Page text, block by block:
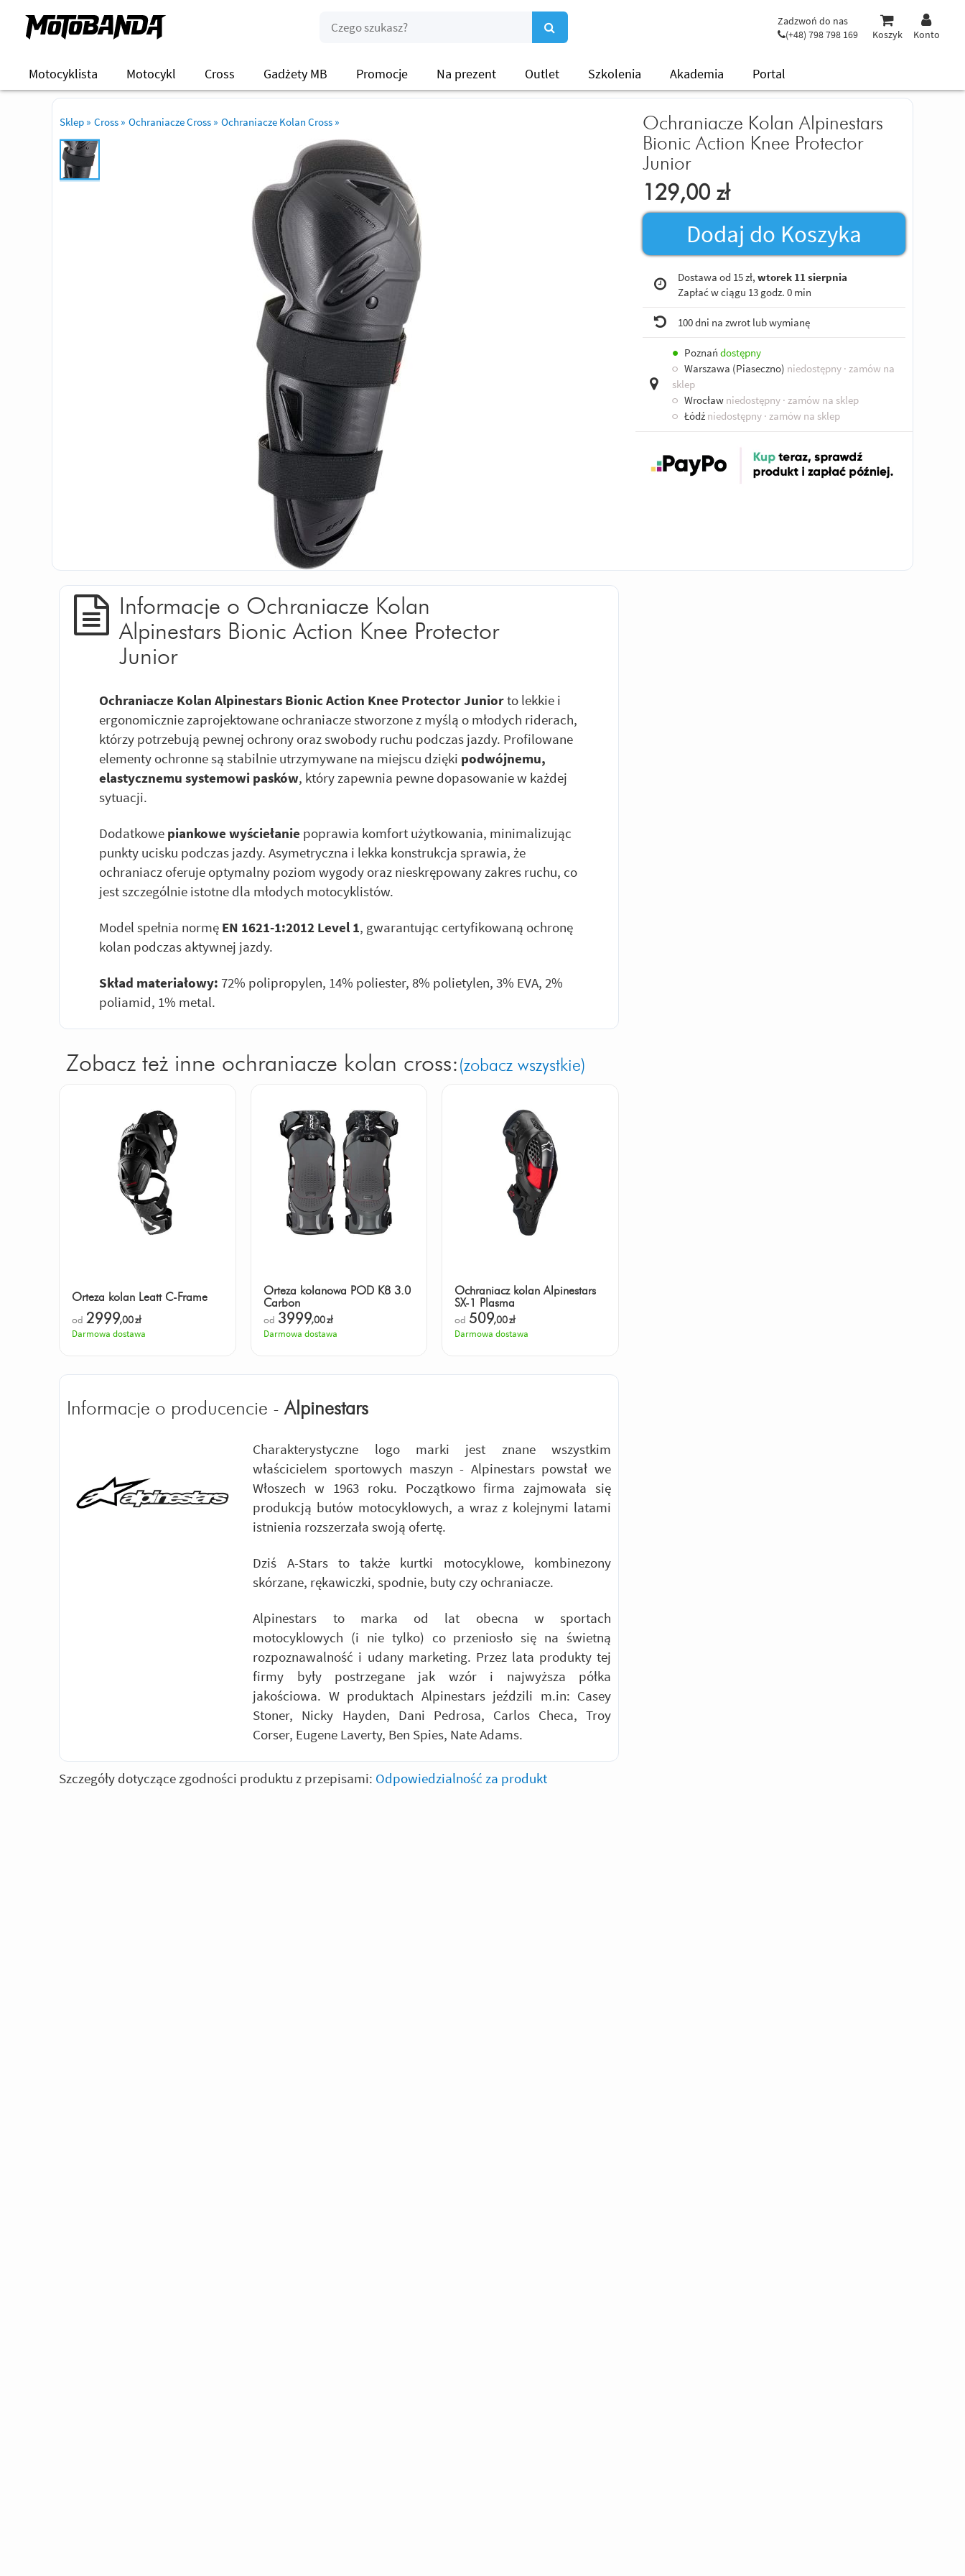
Zadzwoń do nas
(+48) 798 798 169
Koszyk Konto
Motocyklista Motocykl Cross Gadżety MB Promocje Na prezent Outlet Szkolenia Akademia Portal
Sklep » Cross » Ochraniacze Cross » Ochraniacze Kolan Cross »
Ochraniacze Kolan Alpinestars
Bionic Action Knee Protector
Junior
129,00 zł
Dodaj do Koszyka
Dostawa od 15 zł, wtorek 11 sierpnia
Zapłać w ciągu 13 godz. 0 min
100 dni na zwrot lub wymianę
● Poznań dostępny
○ Warszawa (Piaseczno) niedostępny · zamów na
sklep
○ Wrocław niedostępny · zamów na sklep
○ Łódź niedostępny · zamów na sklep
Informacje o Ochraniacze Kolan
Alpinestars Bionic Action Knee Protector
Junior
Ochraniacze Kolan Alpinestars Bionic Action Knee Protector Juniorto lekkie i
ergonomicznie zaprojektowane ochraniacze stworzone z myślą o młodych riderach,
którzy potrzebują pewnej ochrony oraz swobody ruchu podczas jazdy. Profilowane
elementy ochronne są stabilnie utrzymywane na miejscu dzięki podwójnemu,
elastycznemu systemowi pasków, który zapewnia pewne dopasowanie w każdej
sytuacji.
Dodatkowe piankowe wyściełanie poprawia komfort użytkowania, minimalizując
punkty ucisku podczas jazdy. Asymetryczna i lekka konstrukcja sprawia, że
ochraniacz oferuje optymalny poziom wygody oraz nieskrępowany zakres ruchu, co
jest szczególnie istotne dla młodych motocyklistów.
Model spełnia normę EN 1621-1:2012 Level 1, gwarantując certyfikowaną ochronę
kolan podczas aktywnej jazdy.
Skład materiałowy: 72% polipropylen, 14% poliester, 8% polietylen, 3% EVA, 2%
poliamid, 1% metal.
Zobacz też inne ochraniacze kolan cross: (zobacz wszystkie)
Orteza kolan Leatt C-Frame
od 2999,00zł
Darmowa dostawa
Orteza kolanowa POD K8 3.0
Carbon
od 3999,00zł
Darmowa dostawa
Ochraniacz kolan Alpinestars
SX-1 Plasma
od 509,00zł
Darmowa dostawa
Informacje o producencie - Alpinestars
Charakterystyczne logo marki jest znane wszystkim
właścicielem sportowych maszyn - Alpinestars powstał we
Włoszech w 1963 roku. Początkowo firma zajmowała się
produkcją butów motocyklowych, a wraz z kolejnymi latami
istnienia rozszerzała swoją ofertę.
Dziś A-Stars to także kurtki motocyklowe, kombinezony
skórzane, rękawiczki, spodnie, buty czy ochraniacze.
Alpinestars to marka od lat obecna w sportach
motocyklowych (i nie tylko) co przeniosło się na świetną
rozpoznawalność i udany marketing. Przez lata produkty tej
firmy były postrzegane jak wzór i najwyższa półka
jakościowa. W produktach Alpinestars jeździli m.in: Casey
Stoner, Nicky Hayden, Dani Pedrosa, Carlos Checa, Troy
Corser, Eugene Laverty, Ben Spies, Nate Adams.
Szczegóły dotyczące zgodności produktu z przepisami: Odpowiedzialność za produkt